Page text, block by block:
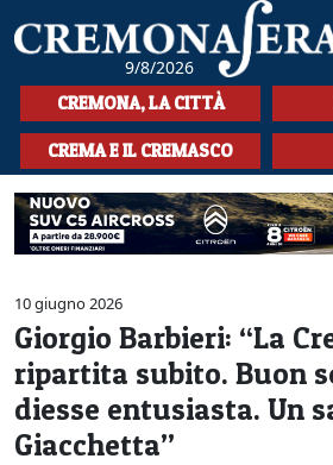
9/8/2026
HOME
CRONACA
SPORT
LA MUSICA
CULTURA
LA STORIA
SPETTACOLI
L'EDITORIALE
CREMONA, LA CITTÀ
CREMA E IL CREMASCO
10 giugno 2026
Giorgio Barbieri: “La
ripartita subito. Buon
diesse entusiasta. Un
Giacchetta”